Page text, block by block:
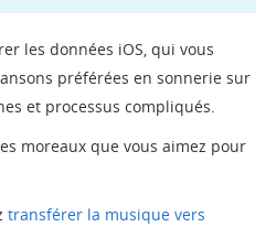
les données iOS, qui vous
préférées en sonnerie sur
et processus compliqués.
moreaux que vous aimez pour
transférer la musique vers